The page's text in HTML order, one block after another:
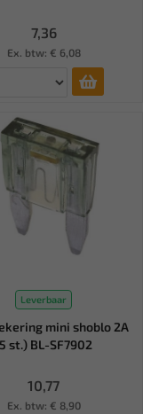
7,36
Ex. btw: € 6,08
Leverbaar
mini shoblo 2A
st.) BL-SF7902
10,77
Ex. btw: € 8,90